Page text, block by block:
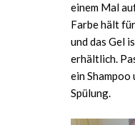
einem Mal
Farbe hält
und das Gel
erhältlich.
ein Shampoo
Spülung.